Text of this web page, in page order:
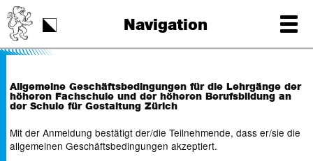
Navigation
Tag der Schrift
Allgemeine Geschäftsbedingungen für die Lehrgänge der
höheren Fachschule und der höheren Berufsbildung an
der Schule für Gestaltung Zürich
Mit der Anmeldung bestätigt der/die Teilnehmende, dass er/sie die
allgemeinen Geschäftsbedingungen akzeptiert.